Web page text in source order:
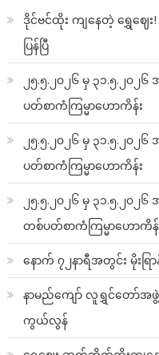
ဒိုင်ဗင်ထိုး ကျနေတဲ့ ရွှေဈေး
ပြန်ပြီ
၂၅.၅.၂၀၂၆ မှ ၃၁.၅.၂၀
ပတ်စာကံကြမ္မာဟောကိန်း
၂၅.၅.၂၀၂၆ မှ ၃၁.၅.၂၀
ပတ်စာကံကြမ္မာဟောကိန်း
၂၅.၅.၂၀၂၆ မှ ၃၁.၅.၂၀
တစ်ပတ်စာကံကြမ္မာဟောကိန်
နောက် ၇၂နာရီအတွင်း မိုးရ
နာမည်ကျော် လူရွှင်တော်အ
ကွယ်လွန်